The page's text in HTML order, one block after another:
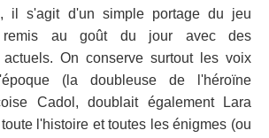
il s'agit d'un simple portage du jeu
remis au goût du jour avec des
On conserve surtout les voix
(la doubleuse de l'héroïne
Cadol, doublait également Lara
l'histoire et toutes les énigmes (ou